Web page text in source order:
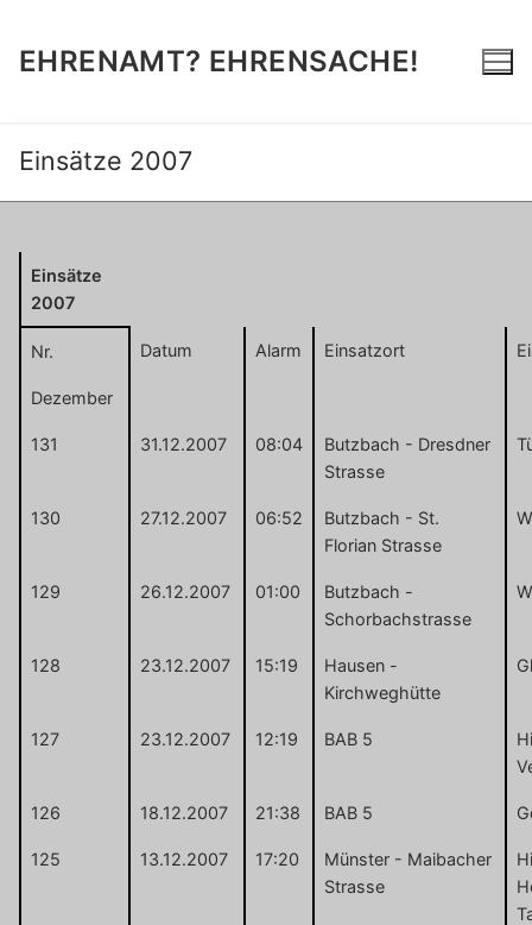
springen
EHRENAMT? EHRENSACHE!
Einsätze 2007
Einsätze
2007
Nr. Datum Alarm Einsatzort
Dezember
131 31.12.2007 08:04
Butzbach - Dresdner
Strasse
130 27.12.2007 06:52
Butzbach - St.
Florian Strasse
129 26.12.2007 01:00
Butzbach -
Schorbachstrasse
128 23.12.2007 15:19
Hausen -
Kirchweghütte
127 23.12.2007 12:19 BAB 5
126 18.12.2007 21:38 BAB 5
125 13.12.2007 17:20
Münster - Maibacher
Strasse